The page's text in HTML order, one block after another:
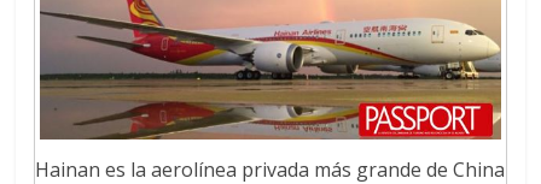
Hainan es la aerolínea privada más grande de China